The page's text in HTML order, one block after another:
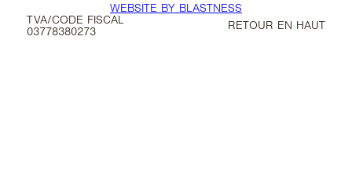
TVA/CODE FISCAL
03778380273
WEBSITE BY BLASTNESS
RETOUR EN HAUT